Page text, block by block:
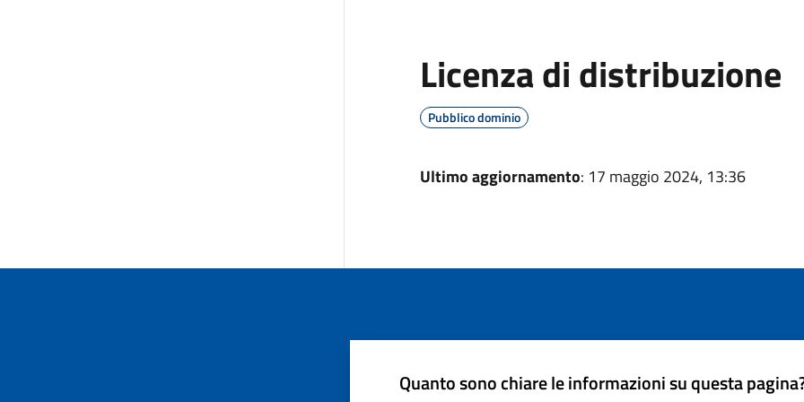
Licenza di distribuzione
Pubblico dominio
Ultimo aggiornamento: 17 maggio 2024, 13:36
Quanto sono chiare le informazioni su questa